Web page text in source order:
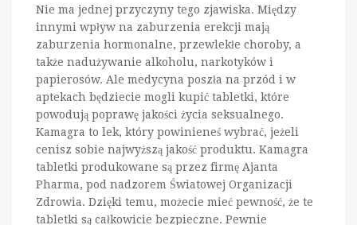
Nie ma jednej przyczyny tego zjawiska. Między
innymi wpływ na zaburzenia erekcji mają
zaburzenia hormonalne, przewlekłe choroby, a
także nadużywanie alkoholu, narkotyków i
papierosów. Ale medycyna poszła na przód i w
aptekach będziecie mogli kupić tabletki, które
powodują poprawę jakości życia seksualnego.
Kamagra to lek, który powinieneś wybrać, jeżeli
cenisz sobie najwyższą jakość produktu. Kamagra
tabletki produkowane są przez firmę Ajanta
Pharma, pod nadzorem Światowej Organizacji
Zdrowia. Dzięki temu, możecie mieć pewność, że te
tabletki są całkowicie bezpieczne. Pewnie